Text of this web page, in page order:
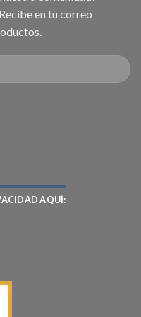
en tu correo
AQUÍ: